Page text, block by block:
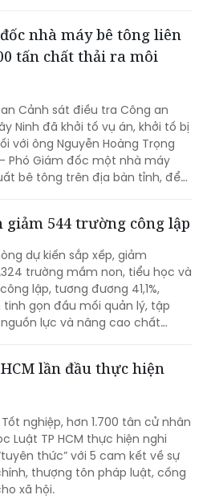
nhà máy bê tông liên
tấn chất thải ra môi
Cảnh sát điều tra Công an
Ninh đã khởi tố vụ án, khởi tố bị
với ông Nguyễn Hoàng Trọng
Phó Giám đốc một nhà máy
bê tông trên địa bàn tỉnh, để
đổ, chôn lấp trái phép hơn
bê tông thải ra môi trường.
giảm 544 trường công lập
dự kiến sắp xếp, giảm
trường mầm non, tiểu học và
lập, tương đương 41,1%,
gọn đầu mối quản lý, tập
lực và nâng cao chất
lần đầu thực hiện
Tốt nghiệp, hơn 1.700 tân cử nhân
Luật TP HCM thực hiện nghi
thức” với 5 cam kết về sự
thượng tôn pháp luật, cống
xã hội.